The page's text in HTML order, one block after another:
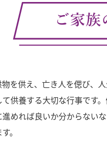
を供え、亡き人を偲び、
供養する大切な行事です
めれば良いか分からない
。